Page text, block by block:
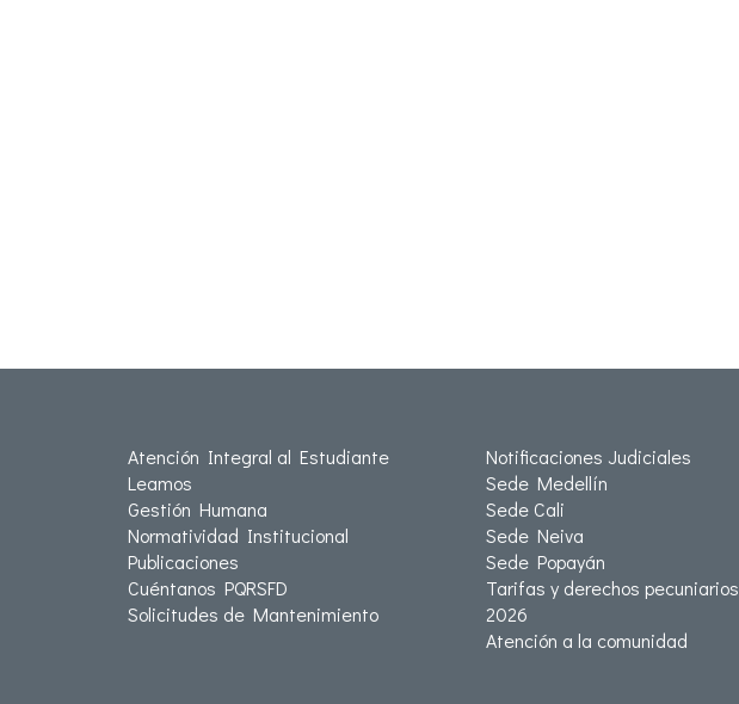
Atención Integral al Estudiante
Leamos
Gestión Humana
Normatividad Institucional
Publicaciones
Cuéntanos PQRSFD
Solicitudes de Mantenimiento
Notificaciones Judiciales
Sede Medellín
Sede Cali
Sede Neiva
Sede Popayán
Tarifas y derechos pecuniarios
2026
Atención a la comunidad